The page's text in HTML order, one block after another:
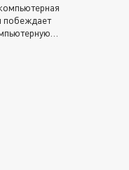
побеждает